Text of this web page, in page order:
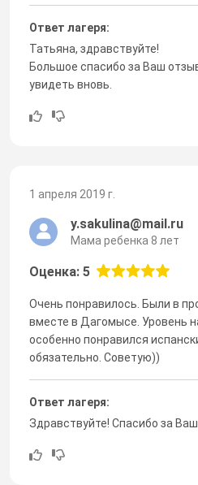
Ответ лагеря:
Татьяна, здравствуйте!
Большое спасибо за Ваш
увидеть вновь.
1 апреля 2019 г.
y.sakulina@mail.ru
Мама ребенка 8 лет
Оценка: 5
Очень понравилось. Были в
вместе в Дагомысе. Уровень
особенно понравился
обязательно. Советую))
Ответ лагеря:
Здравствуйте! Спасибо за Ваш